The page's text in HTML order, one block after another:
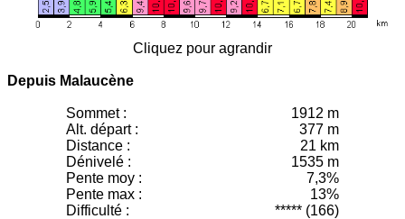
Cliquez pour agrandir
Depuis Malaucène
Sommet :
Alt. départ :
Distance :
Dénivelé :
1912 m
377 m
21 km
1535 m
Pente moy:
Pente max :
Difficulté :
7,3%
13%
***** (166)